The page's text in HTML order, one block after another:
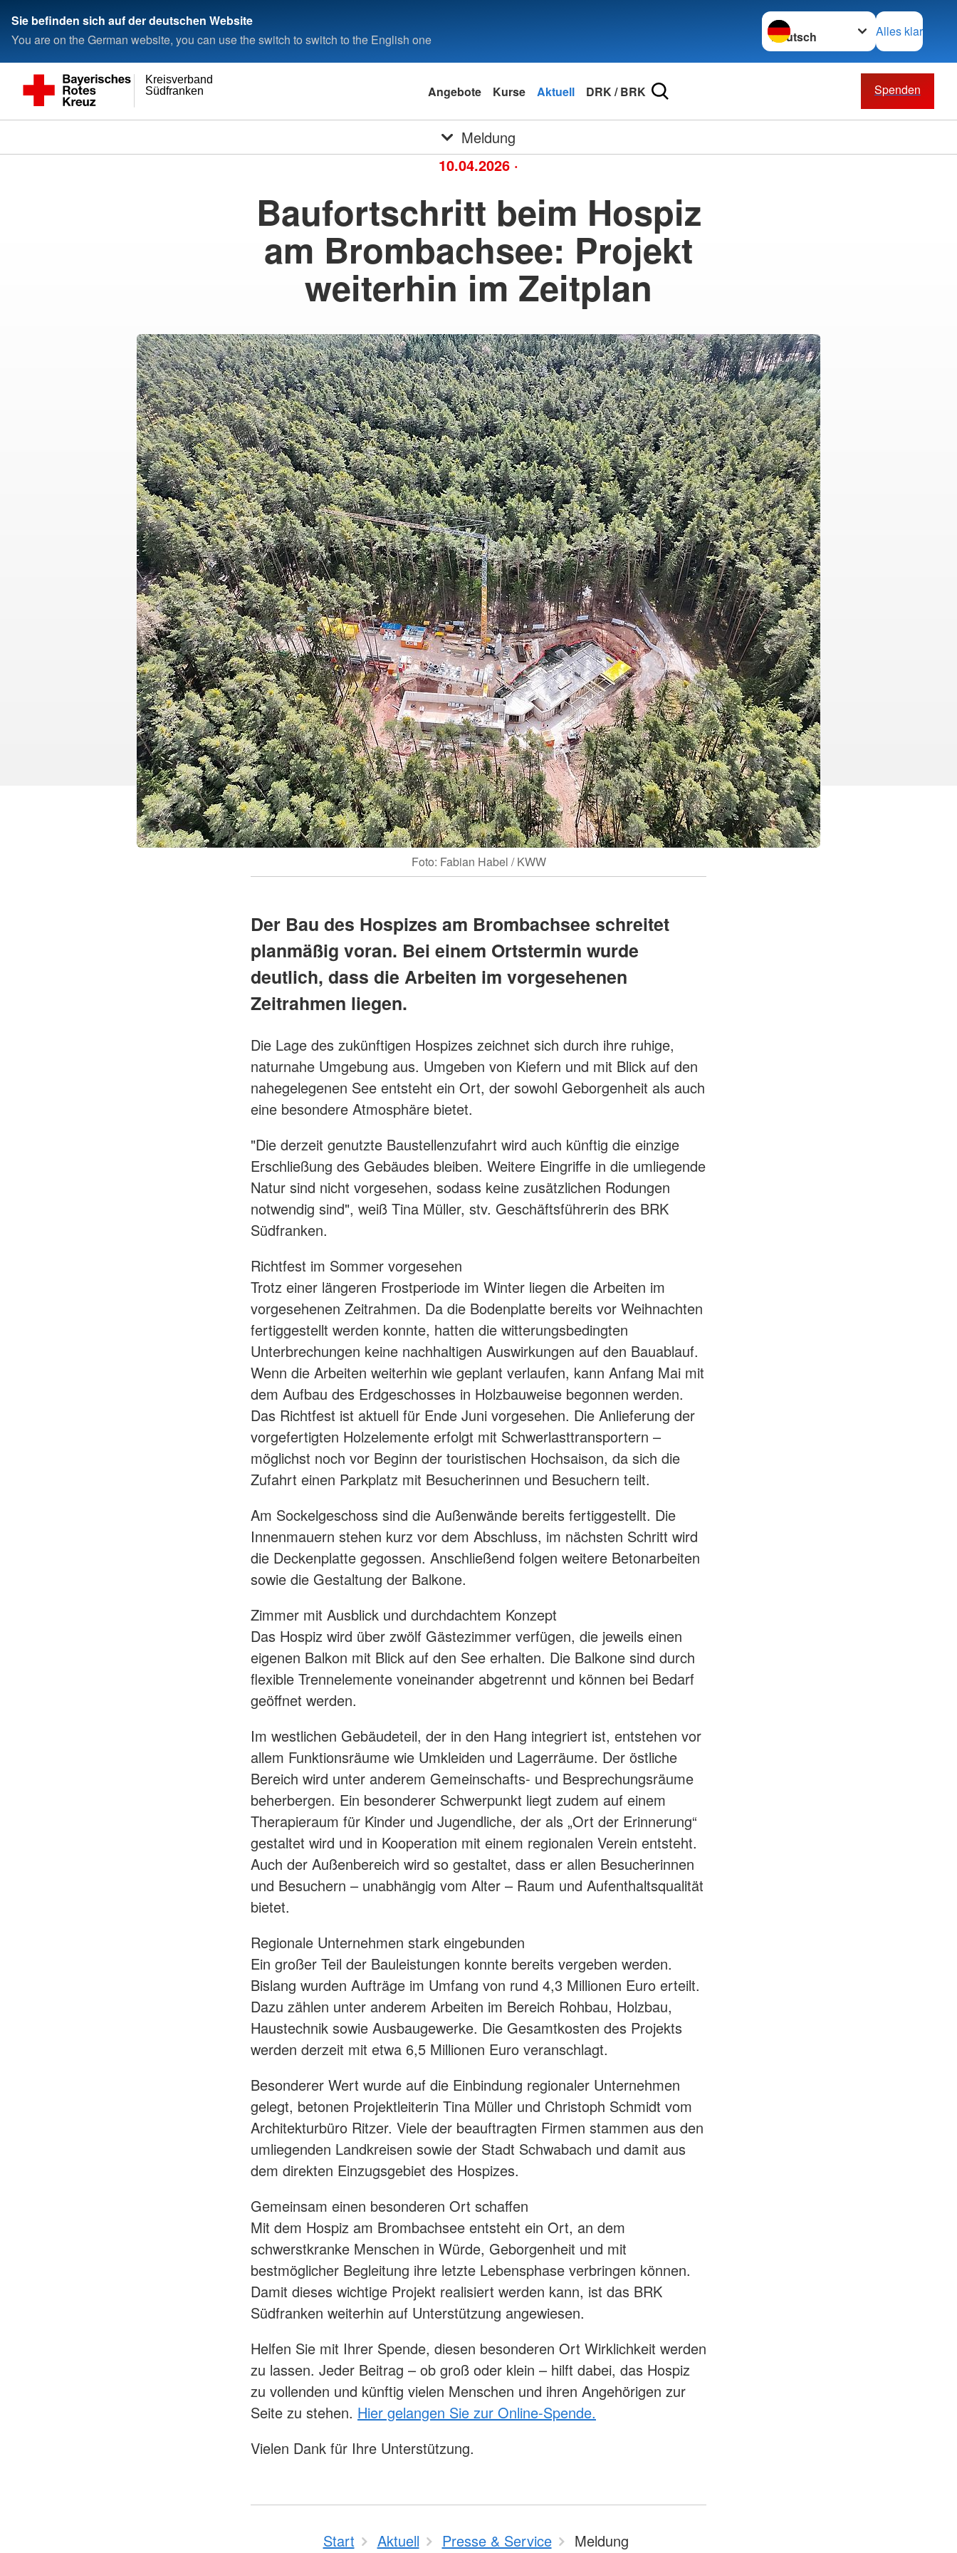
Sie befinden sich auf der deutschen Website
You are on the German website, you can use the switch to switch to the English one
Sprache wechseln zu
Alles klar
Südfranken
Kreisverband
Angebote Kurse Aktuell DRK / BRK Spenden
Meldung
10.04.2026 ·
Baufortschritt beim Hospiz
am Brombachsee: Projekt
weiterhin im Zeitplan
Foto: Fabian Habel / KWW
Der Bau des Hospizes am Brombachsee schreitet
planmäßig voran. Bei einem Ortstermin wurde
deutlich, dass die Arbeiten im vorgesehenen
Zeitrahmen liegen.
Die Lage des zukünftigen Hospizes zeichnet sich durch ihre ruhige,
naturnahe Umgebung aus. Umgeben von Kiefern und mit Blick auf den
nahegelegenen See entsteht ein Ort, der sowohl Geborgenheit als auch
eine besondere Atmosphäre bietet.
"Die derzeit genutzte Baustellenzufahrt wird auch künftig die einzige
Erschließung des Gebäudes bleiben. Weitere Eingriffe in die umliegende
Natur sind nicht vorgesehen, sodass keine zusätzlichen Rodungen
notwendig sind", weiß Tina Müller, stv. Geschäftsführerin des BRK
Südfranken.
Richtfest im Sommer vorgesehen
Trotz einer längeren Frostperiode im Winter liegen die Arbeiten im
vorgesehenen Zeitrahmen. Da die Bodenplatte bereits vor Weihnachten
fertiggestellt werden konnte, hatten die witterungsbedingten
Unterbrechungen keine nachhaltigen Auswirkungen auf den Bauablauf.
Wenn die Arbeiten weiterhin wie geplant verlaufen, kann Anfang Mai mit
dem Aufbau des Erdgeschosses in Holzbauweise begonnen werden.
Das Richtfest ist aktuell für Ende Juni vorgesehen. Die Anlieferung der
vorgefertigten Holzelemente erfolgt mit Schwerlasttransportern –
möglichst noch vor Beginn der touristischen Hochsaison, da sich die
Zufahrt einen Parkplatz mit Besucherinnen und Besuchern teilt.
Am Sockelgeschoss sind die Außenwände bereits fertiggestellt. Die
Innenmauern stehen kurz vor dem Abschluss, im nächsten Schritt wird
die Deckenplatte gegossen. Anschließend folgen weitere Betonarbeiten
sowie die Gestaltung der Balkone.
Zimmer mit Ausblick und durchdachtem Konzept
Das Hospiz wird über zwölf Gästezimmer verfügen, die jeweils einen
eigenen Balkon mit Blick auf den See erhalten. Die Balkone sind durch
flexible Trennelemente voneinander abgetrennt und können bei Bedarf
geöffnet werden.
Im westlichen Gebäudeteil, der in den Hang integriert ist, entstehen vor
allem Funktionsräume wie Umkleiden und Lagerräume. Der östliche
Bereich wird unter anderem Gemeinschafts- und Besprechungsräume
beherbergen. Ein besonderer Schwerpunkt liegt zudem auf einem
Therapieraum für Kinder und Jugendliche, der als „Ort der Erinnerung“
gestaltet wird und in Kooperation mit einem regionalen Verein entsteht.
Auch der Außenbereich wird so gestaltet, dass er allen Besucherinnen
und Besuchern – unabhängig vom Alter – Raum und Aufenthaltsqualität
bietet.
Regionale Unternehmen stark eingebunden
Ein großer Teil der Bauleistungen konnte bereits vergeben werden.
Bislang wurden Aufträge im Umfang von rund 4,3 Millionen Euro erteilt.
Dazu zählen unter anderem Arbeiten im Bereich Rohbau, Holzbau,
Haustechnik sowie Ausbaugewerke. Die Gesamtkosten des Projekts
werden derzeit mit etwa 6,5 Millionen Euro veranschlagt.
Besonderer Wert wurde auf die Einbindung regionaler Unternehmen
gelegt, betonen Projektleiterin Tina Müller und Christoph Schmidt vom
Architekturbüro Ritzer. Viele der beauftragten Firmen stammen aus den
umliegenden Landkreisen sowie der Stadt Schwabach und damit aus
dem direkten Einzugsgebiet des Hospizes.
Gemeinsam einen besonderen Ort schaffen
Mit dem Hospiz am Brombachsee entsteht ein Ort, an dem
schwerstkranke Menschen in Würde, Geborgenheit und mit
bestmöglicher Begleitung ihre letzte Lebensphase verbringen können.
Damit dieses wichtige Projekt realisiert werden kann, ist das BRK
Südfranken weiterhin auf Unterstützung angewiesen.
Helfen Sie mit Ihrer Spende, diesen besonderen Ort Wirklichkeit werden
zu lassen. Jeder Beitrag – ob groß oder klein – hilft dabei, das Hospiz
zu vollenden und künftig vielen Menschen und ihren Angehörigen zur
Seite zu stehen. Hier gelangen Sie zur Online-Spende.
Vielen Dank für Ihre Unterstützung.
Start Aktuell Presse & Service Meldung